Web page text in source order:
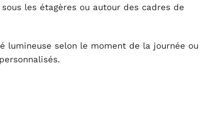
les étagères ou autour des cadres de
lumineuse selon le moment de la journée ou